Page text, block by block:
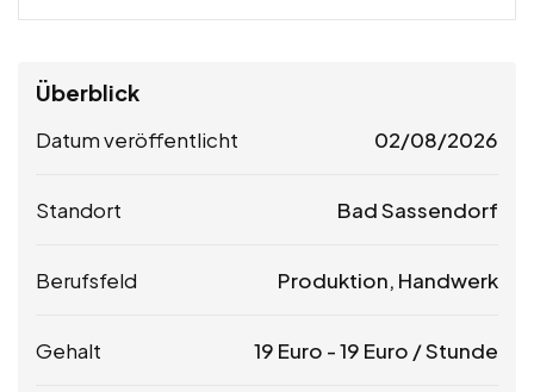
Überblick
Datum veröffentlicht 02/08/2026
Standort Bad Sassendorf
Berufsfeld Produktion, Handwerk
Gehalt 19 Euro -19 Euro / Stunde